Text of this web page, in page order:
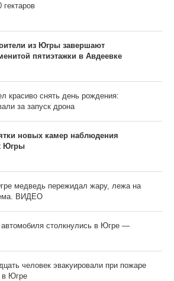
из Югры завершают
пятиэтажки в Авдеевке
красиво снять день рождения:
за запуск дрона
новых камер наблюдения
Югры
медведь пережидал жару, лежа на
ВИДЕО
столкнулись в Югре —
человек эвакуировали при пожаре
в Югре